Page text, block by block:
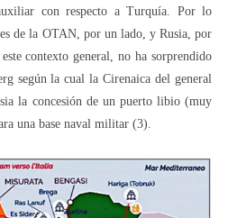
con respecto a Turquía. Por lo
de la OTAN, por un lado, y Rusia, por
contexto general, no ha sorprendido
según la cual la Cirenaica del general
la concesión de un puerto libio (muy
una base naval militar (3).